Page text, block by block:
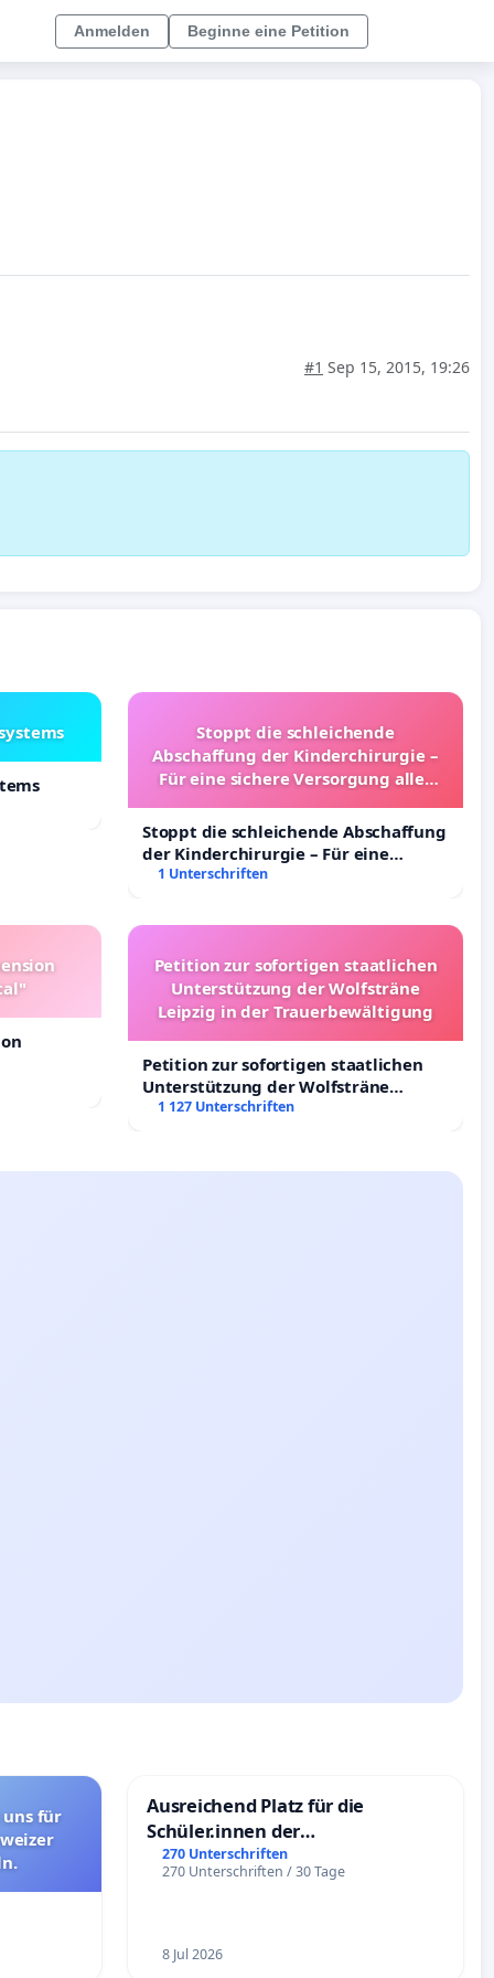
Anmelden Beginne eine Petition
#1 Sep 15, 2015, 19:26
Stoppt die schleichende
Abschaffung der Kinderchirurgie –
Für eine sichere Versorgung aller
Stoppt die schleichende Abschaffung
der Kinderchirurgie – Für eine
sichere Versorgung aller Kinder in
1 Unterschriften
Petition zur sofortigen staatlichen
Unterstützung der Wolfsträne
Leipzig in der Trauerbewältigung
Petition zur sofortigen staatlichen
Unterstützung der Wolfsträne
Leipzig in der Trauerbewältigung
1 127 Unterschriften
uns für
Ausreichend Platz für die
Schüler.innen der
Schönbergschule
270 Unterschriften
270 Unterschriften / 30 Tage
8 Jul 2026